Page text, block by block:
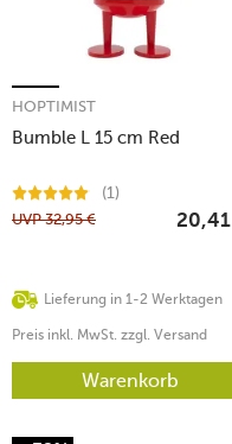
Bumble L 15 cm Red
HOPTIMIST
(1)
Lieferung in 1-2 Werktagen
UVP32,95 € 20,41
Preis inkl. MwSt. zzgl. Versand
Warenkorb